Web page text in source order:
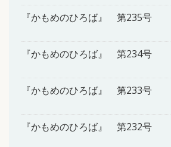
『かもめのひろば』 第235号
『かもめのひろば』 第234号
『かもめのひろば』 第233号
『かもめのひろば』 第232号